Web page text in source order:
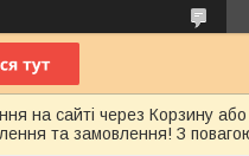
на сайті через Корзину
та замовлення! З